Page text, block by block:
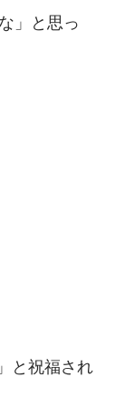
」と思っ
と祝福され